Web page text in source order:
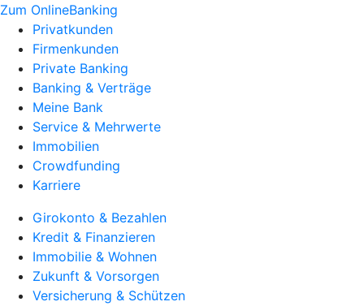
Zum OnlineBanking
Privatkunden
Firmenkunden
Private Banking
Banking & Verträge
Meine Bank
Service & Mehrwerte
Immobilien
Crowdfunding
Karriere
Girokonto & Bezahlen
Kredit & Finanzieren
Immobilie & Wohnen
Zukunft & Vorsorgen
Versicherung & Schützen